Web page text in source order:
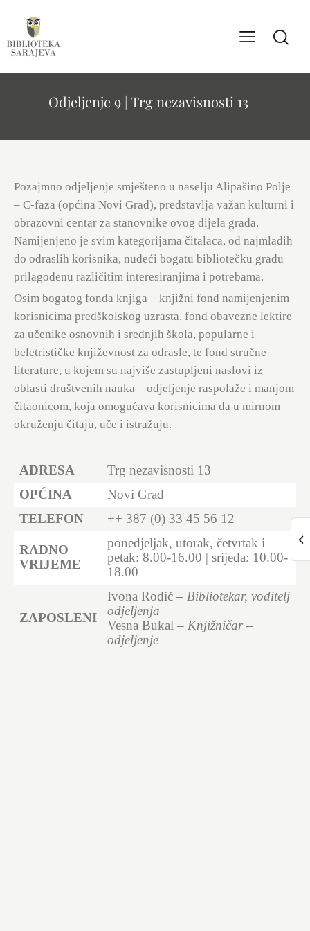
Odjeljenje 9 | Trg nezavisnosti 13
Pozajmno odjeljenje smješteno u naselju Alipašino Polje
– C-faza (općina Novi Grad), predstavlja važan kulturni i
obrazovni centar za stanovnike ovog dijela grada.
Namijenjeno je svim kategorijama čitalaca, od najmlađih
do odraslih korisnika, nudeći bogatu bibliotečku građu
prilagođenu različitim interesiranjima i potrebama.
Osim bogatog fonda knjiga – knjižni fond namijenjenim
korisnicima predškolskog uzrasta, fond obavezne lektire
za učenike osnovnih i srednjih škola, popularne i
beletrističke književnost za odrasle, te fond stručne
literature, u kojem su najviše zastupljeni naslovi iz
oblasti društvenih nauka – odjeljenje raspolaže i manjom
čitaonicom, koja omogućava korisnicima da u mirnom
okruženju čitaju, uče i istražuju.
ADRESA
Trg nezavisnosti 13
OPĆINA
Novi Grad
TELEFON
++ 387 (0) 33 45 56 12
RADNO
VRIJEME
ponedjeljak, utorak, četvrtak i
petak: 8.00-16.00 | srijeda: 10.00-
18.00
ZAPOSLENI
Ivona Rodić – Bibliotekar, voditelj
odjeljenja
Vesna Bukal – Knjižničar –
odjeljenje